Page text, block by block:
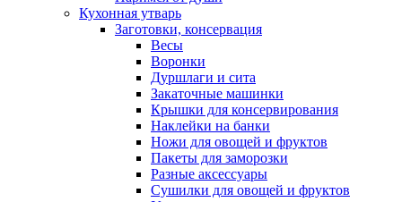
Кухонная утварь
Заготовки, консервация
Весы
Воронки
Дуршлаги и сита
Закаточные машинки
Крышки для консервирования
Наклейки на банки
Ножи для овощей и фруктов
Пакеты для заморозки
Разные аксессуары
Сушилки для овощей и фруктов